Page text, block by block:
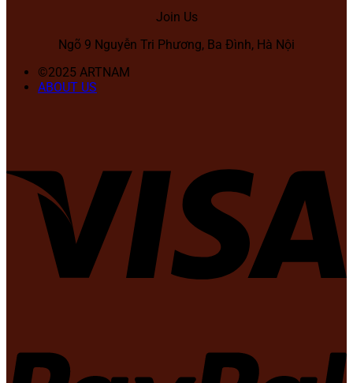
Join Us
Ngõ 9 Nguyễn Tri Phương, Ba Đình, Hà Nội
©2025 ARTNAM
ABOUT US